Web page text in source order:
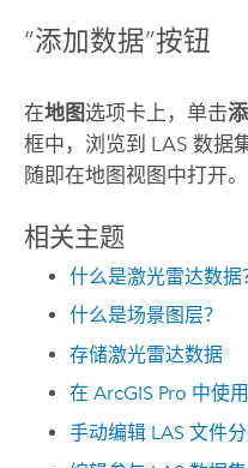
“添加数据”按钮
在地图选项卡上，单击
框中，浏览到 LAS 数据
随即在地图视图中打开。
相关主题
什么是激光雷达数据
什么是场景图层？
存储激光雷达数据
在 ArcGIS Pro 中使
手动编辑 LAS 文件